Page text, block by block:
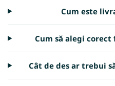
Cum este
Cum să alegi
Cât de des ar trebui